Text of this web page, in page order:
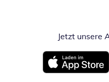
Jetzt unsere
Öffnet in neuem